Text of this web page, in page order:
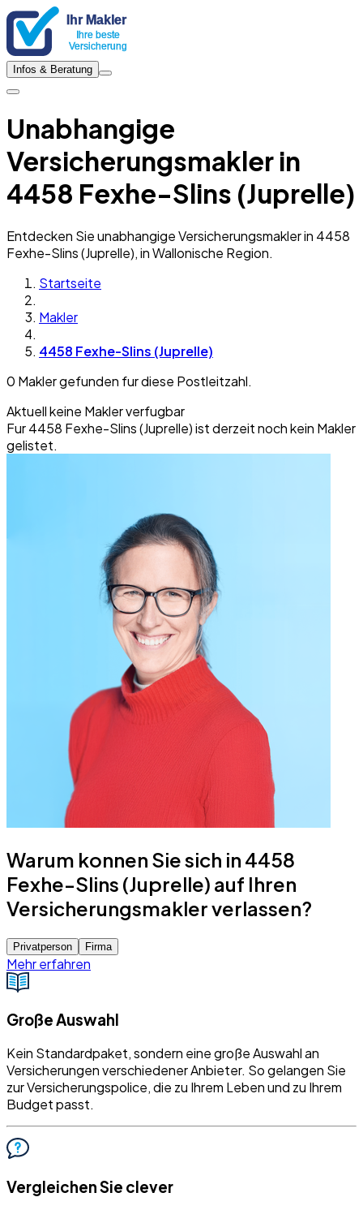
Infos & Beratung
Unabhangige
Versicherungsmakler in
4458 Fexhe-Slins (Juprelle)
Entdecken Sie unabhangige Versicherungsmakler in 4458
Fexhe-Slins (Juprelle), in Wallonische Region.
Startseite
Makler
4458 Fexhe-Slins (Juprelle)
0 Makler gefunden fur diese Postleitzahl.
Aktuell keine Makler verfugbar
Fur 4458 Fexhe-Slins (Juprelle) ist derzeit noch kein Makler
gelistet.
Warum konnen Sie sich in 4458
Fexhe-Slins (Juprelle) auf Ihren
Versicherungsmakler verlassen?
Privatperson Firma
Mehr erfahren
Große Auswahl
Kein Standardpaket, sondern eine große Auswahl an
Versicherungen verschiedener Anbieter. So gelangen Sie
zur Versicherungspolice, die zu Ihrem Leben und zu Ihrem
Budget passt.
Vergleichen Sie clever